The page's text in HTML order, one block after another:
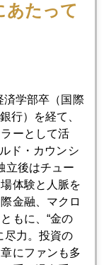
０ドル暴落
も
あたって
済学部卒（国際
行）を経て、
ーとして活
ド・カウンシ
立後はチュー
体験と人脈を
金融、マクロ
もに、“金の
尽力。投資の
にファンも多